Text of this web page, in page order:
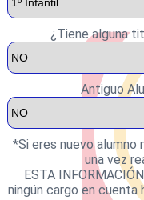
¿Tiene alguna
Antiguo
*Si eres nuevo
una vez
ESTA
ningún cargo en cuenta